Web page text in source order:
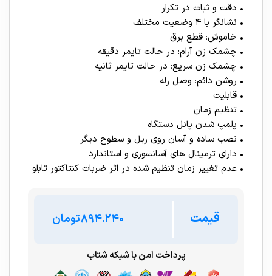
• دقت و ثبات در تکرار
• نشانگر با ۴ وضعیت مختلف
• خاموش: قطع برق
• چشمک زن آرام: در حالت تایمر دقیقه
• چشمک زن سریع: در حالت تایمر ثانیه
• روشن دائم: وصل رله
• قابلیت
• تنظیم زمان
• پلمپ شدن پانل دستگاه
• نصب ساده و آسان روی ریل و سطوح دیگر
• دارای ترمینال های آسانسوری و استاندارد
• عدم تغییر زمان تنظیم شده در اثر ضربات کنتاکتور تابلو
قیمت تومان
پرداخت امن با شبکه شتاب